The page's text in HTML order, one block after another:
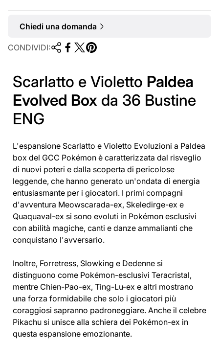
Chiedi una domanda
CONDIVIDI:
Scarlatto e Violetto Paldea
Evolved Box da 36 Bustine
ENG
L'espansione Scarlatto e Violetto Evoluzioni a Paldea
box del GCC Pokémon è caratterizzata dal risveglio
di nuovi poteri e dalla scoperta di pericolose
leggende, che hanno generato un'ondata di energia
entusiasmante per i giocatori. I primi compagni
d'avventura Meowscarada-ex, Skeledirge-ex e
Quaquaval-ex si sono evoluti in Pokémon esclusivi
con abilità magiche, canti e danze ammalianti che
conquistano l'avversario.
Inoltre, Forretress, Slowking e Dedenne si
distinguono come Pokémon-esclusivi Teracristal,
mentre Chien-Pao-ex, Ting-Lu-ex e altri mostrano
una forza formidabile che solo i giocatori più
coraggiosi sapranno padroneggiare. Anche il celebre
Pikachu si unisce alla schiera dei Pokémon-ex in
questa espansione emozionante.